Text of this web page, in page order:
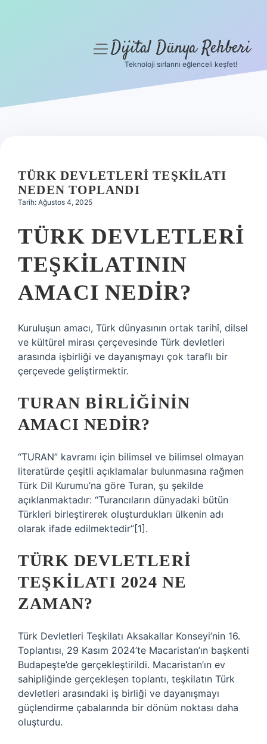
Hakkımızda
menüyüDijital Dünya Rehberi
Teknoloji sırlarını eğlenceli keşfet!
TÜRK DEVLETLERI TEŞKILATI
NEDEN TOPLANDI
Tarih: Ağustos 4, 2025
TÜRK DEVLETLERI
TEŞKILATININ
AMACI NEDIR?
Kuruluşun amacı, Türk dünyasının ortak tarihî, dilsel
ve kültürel mirası çerçevesinde Türk devletleri
arasında işbirliği ve dayanışmayı çok taraflı bir
çerçevede geliştirmektir.
TURAN BIRLIĞININ
AMACI NEDIR?
“TURAN” kavramı için bilimsel ve bilimsel olmayan
literatürde çeşitli açıklamalar bulunmasına rağmen
Türk Dil Kurumu’na göre Turan, şu şekilde
açıklanmaktadır: “Turancıların dünyadaki bütün
Türkleri birleştirerek oluşturdukları ülkenin adı
olarak ifade edilmektedir”[1].
TÜRK DEVLETLERI
TEŞKILATI 2024 NE
ZAMAN?
Türk Devletleri Teşkilatı Aksakallar Konseyi’nin 16.
Toplantısı, 29 Kasım 2024’te Macaristan’ın başkenti
Budapeşte’de gerçekleştirildi. Macaristan’ın ev
sahipliğinde gerçekleşen toplantı, teşkilatın Türk
devletleri arasındaki iş birliği ve dayanışmayı
güçlendirme çabalarında bir dönüm noktası daha
oluşturdu.